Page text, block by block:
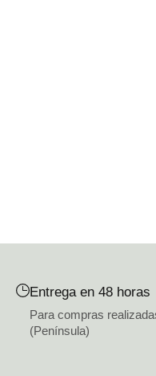
Entrega en 48 horas
Para compras
(Península)